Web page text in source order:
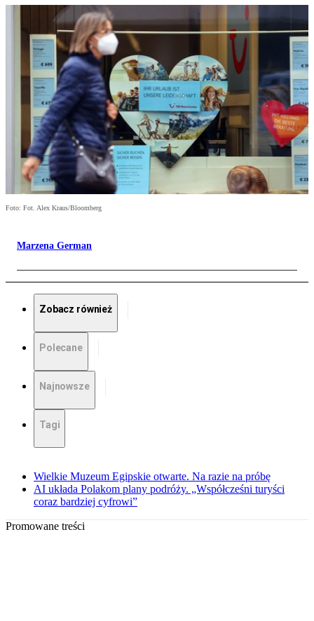
Foto: Fot. Alex Kraus/Bloomberg
Marzena German
Zobacz również
Polecane
Najnowsze
Tagi
Wielkie Muzeum Egipskie otwarte. Na razie na próbę
AI układa Polakom plany podróży. „Współcześni turyści
coraz bardziej cyfrowi”
Promowane treści